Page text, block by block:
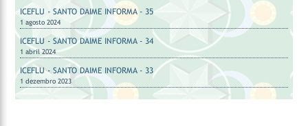
ICEFLU - SANTO DAIME INFORMA - 35
1 agosto 2024
ICEFLU - SANTO DAIME INFORMA - 34
1 abril 2024
ICEFLU - SANTO DAIME INFORMA - 33
1 dezembro 2023